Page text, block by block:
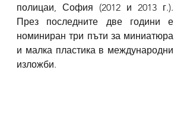
полицаи, София (2012 и 2013 г.).
През последните две години е
номиниран три пъти за миниатюра
и малка пластика в международни
изложби.